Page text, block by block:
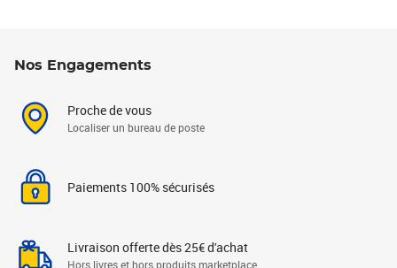
Nos Engagements
Proche de vous
Localiser un bureau de poste
Paiements 100% sécurisés
Livraison offerte dès 25€ d'achat
Hors livres et hors produits marketplace